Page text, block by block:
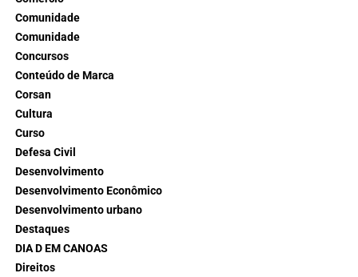
Comunidade
Comunidade
Concursos
Conteúdo de Marca
Corsan
Cultura
Curso
Defesa Civil
Desenvolvimento
Desenvolvimento Econômico
Desenvolvimento urbano
Destaques
DIA D EM CANOAS
Direitos